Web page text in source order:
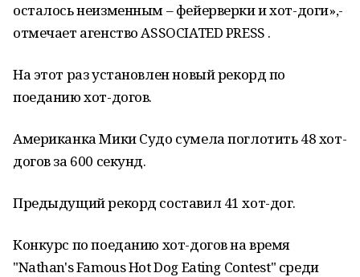
осталось неизменным – фейерверки и хот-доги»,-
отмечает агенство ASSOCIATED PRESS .
На этот раз установлен новый рекорд по
поеданию хот-догов.
Американка Мики Судо сумела поглотить 48 хот-
догов за 600 секунд.
Предыдущий рекорд составил 41 хот-дог.
Конкурс по поеданию хот-догов на время
"Nathan's Famous Hot Dog Eating Contest" среди